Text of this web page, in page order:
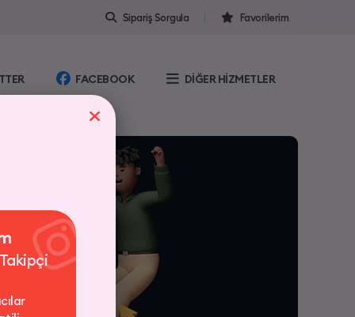
Sipariş Sorgula Favorilerim
FACEBOOK DİĞER HİZMETLER